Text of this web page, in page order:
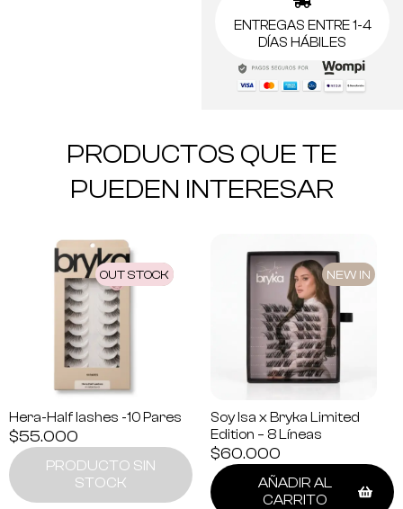
ENTREGAS ENTRE 1-4
DÍAS HÁBILES
PRODUCTOS QUE TE
PUEDEN INTERESAR
NEW IN
OUT STOCK
Hera-Half lashes -10 Pares
$55.000
PRODUCTO SIN
STOCK
NEW IN
Soy Isa x Bryka Limited
Edition – 8 Líneas
$60.000
AÑADIR AL
CARRITO